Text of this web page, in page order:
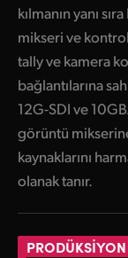
kılmanın yanı
mikseri ve
tally ve kamera
bağlantılarına
12G-SDI ve
görüntü
kaynaklarını
olanak tanır.